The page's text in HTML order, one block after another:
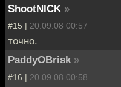
ShootNICK »
#15 | 20.09.08 00:57
точно.
PaddyOBrisk »
#16 | 20.09.08 00:58